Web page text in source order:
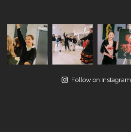
Follow on Instagram